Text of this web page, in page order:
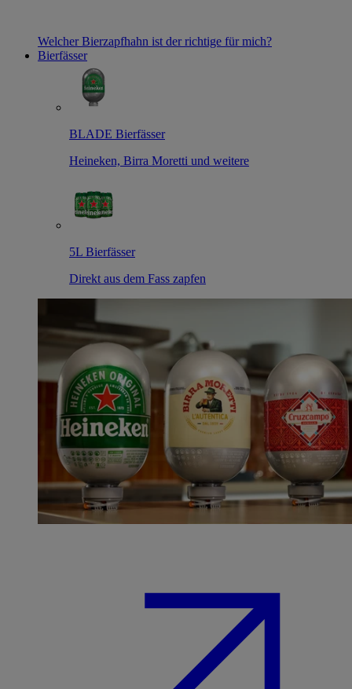
Welcher Bierzapfhahn ist der richtige für mich?
Bierfässer
BLADE Bierfässer
Heineken, Birra Moretti und weitere
5L Bierfässer
Direkt aus dem Fass zapfen